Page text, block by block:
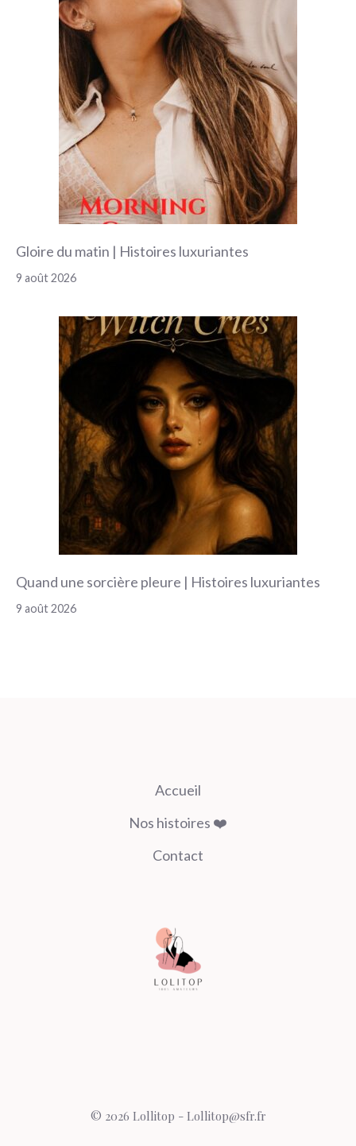
Gloire du matin | Histoires luxuriantes
9 août 2026
Quand une sorcière pleure | Histoires luxuriantes
9 août 2026
Accueil
Nos histoires ❤️
Contact
© 2026 Lollitop - Lollitop@sfr.fr